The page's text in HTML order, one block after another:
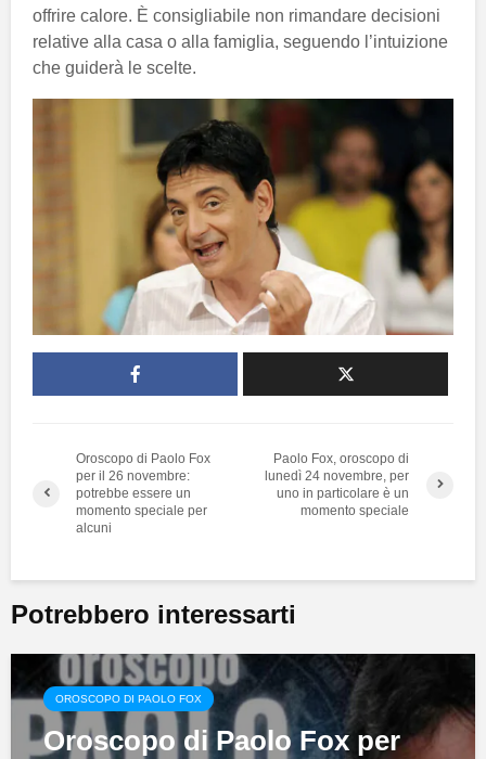
offrire calore. È consigliabile non rimandare decisioni
relative alla casa o alla famiglia, seguendo l’intuizione
che guiderà le scelte.
Oroscopo di Paolo Fox
per il 26 novembre:
potrebbe essere un
momento speciale per
alcuni
Paolo Fox, oroscopo di
lunedì 24 novembre, per
uno in particolare è un
momento speciale
Potrebbero interessarti
OROSCOPO DI PAOLO FOX
Oroscopo di Paolo Fox per